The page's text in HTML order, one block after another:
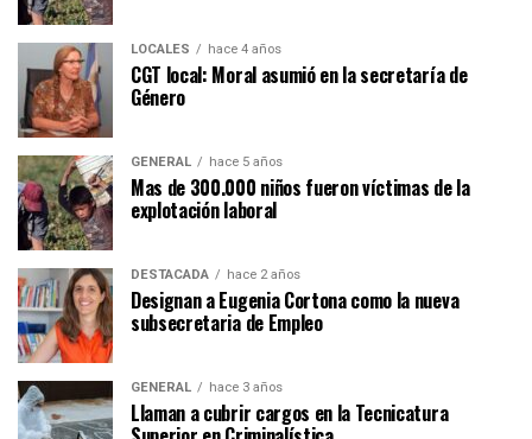
LOCALES hace 4 años
CGT local: Moral asumió en la secretaría de
Género
GENERAL hace 5 años
Mas de 300.000 niños fueron víctimas de la
explotación laboral
DESTACADA hace 2 años
Designan a Eugenia Cortona como la nueva
subsecretaria de Empleo
GENERAL hace 3 años
Llaman a cubrir cargos en la Tecnicatura